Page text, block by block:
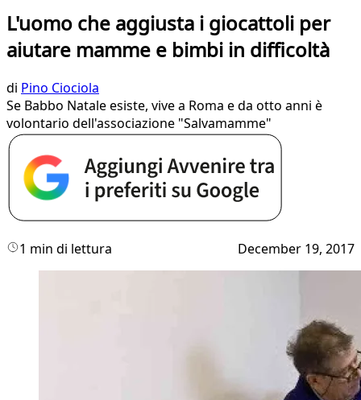
L'uomo che aggiusta i giocattoli per
aiutare mamme e bimbi in difficoltà
di Pino Ciociola
Se Babbo Natale esiste, vive a Roma e da otto anni è
volontario dell'associazione "Salvamamme"
1 min di lettura December 19, 2017